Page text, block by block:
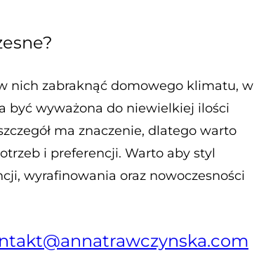
nich zabraknąć domowego klimatu, w
być wyważona do niewielkiej ilości
ma znaczenie, dlatego warto
i preferencji. Warto aby styl
wyrafinowania oraz nowoczesności